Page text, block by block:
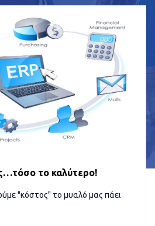
το καλύτερο!
"κόστος" το μυαλό μας πάει